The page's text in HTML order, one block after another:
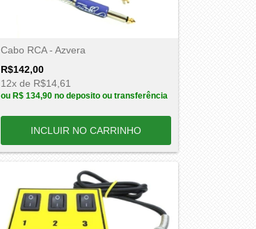
Cabo RCA - Azvera
R$142,00
12x de R$14,61
ou R$ 134,90 no deposito ou transferência